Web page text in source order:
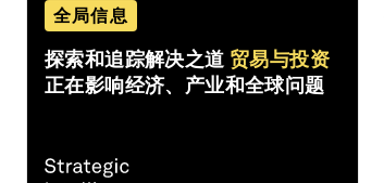
全局信息
探索和追踪解决之道 贸易与投资
正在影响经济、产业和全球问题